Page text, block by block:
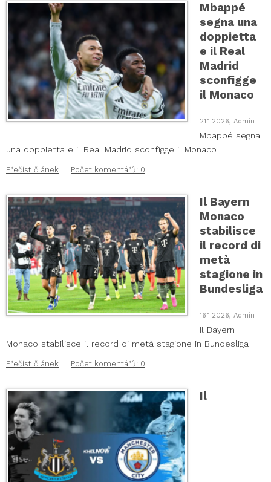
Mbappé
segna una
doppietta
e il Real
Madrid
sconfigge
il Monaco
21.1.2026, Admin
Mbappé segna
una doppietta e il Real Madrid sconfigge il Monaco
Přečíst článek Počet komentářů: 0
Il Bayern
Monaco
stabilisce
il record di
metà
stagione in
Bundesliga
16.1.2026, Admin
Il Bayern
Monaco stabilisce il record di metà stagione in Bundesliga
Přečíst článek Počet komentářů: 0
Il